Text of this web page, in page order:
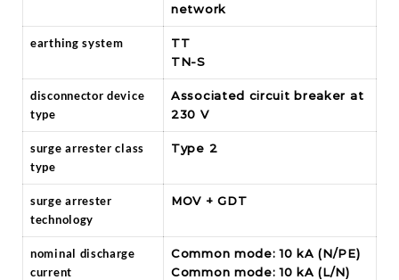
network
earthing system
TT
TN-S
disconnector device
type
Associated circuit breaker at
230 V
surge arrester class
type
Type 2
surge arrester
technology
MOV + GDT
nominal discharge
current
Common mode: 10 kA (N/PE)
Common mode: 10 kA (L/N)